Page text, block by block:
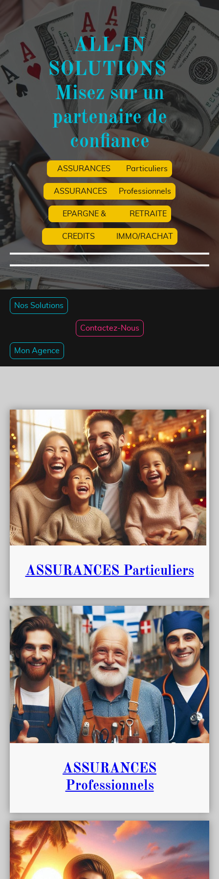
ALL-IN
SOLUTIONS
Misez sur un
partenaire de
confiance
ASSURANCES Particuliers
ASSURANCES Professionnels
EPARGNE & RETRAITE
CREDITS IMMO/RACHAT
Nos Solutions
Contactez-Nous
Mon Agence
ASSURANCES Particuliers
ASSURANCES
Professionnels